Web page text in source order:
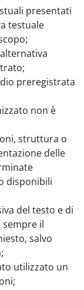
presentati
testuale
preregistrata
non è
struttura o
delle
disponibili
del testo e di
il
salvo
utilizzato un